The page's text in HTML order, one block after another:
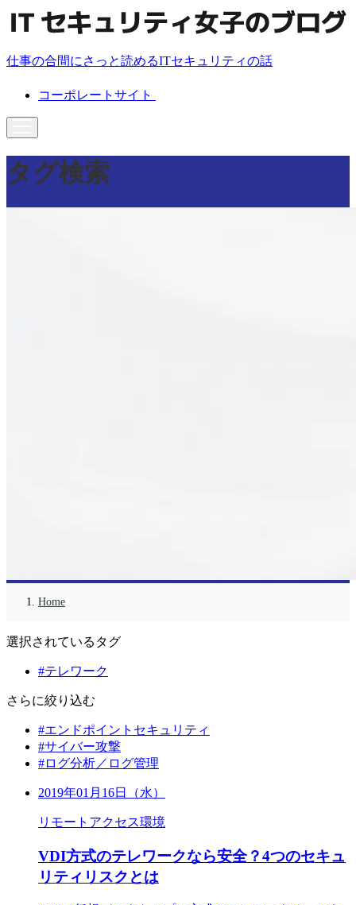
仕事の合間にさっと読めるITセキュリティの話
コーポレートサイト
タグ検索
Home
選択されているタグ
#テレワーク
さらに絞り込む
#エンドポイントセキュリティ
#サイバー攻撃
#ログ分析／ログ管理
2019年01月16日（水）
リモートアクセス環境
VDI方式のテレワークなら安全？4つのセキュ
リティリスクとは